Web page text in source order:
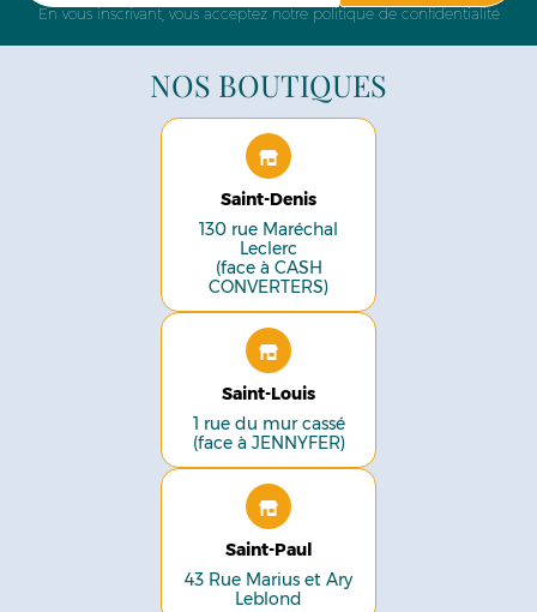
En vous inscrivant, vous acceptez notre politique de confidentialité
NOS BOUTIQUES
Saint-Denis
130 rue Maréchal
Leclerc
(face à CASH
CONVERTERS)
Saint-Louis
1 rue du mur cassé
(face à JENNYFER)
Saint-Paul
43 Rue Marius et Ary
Leblond